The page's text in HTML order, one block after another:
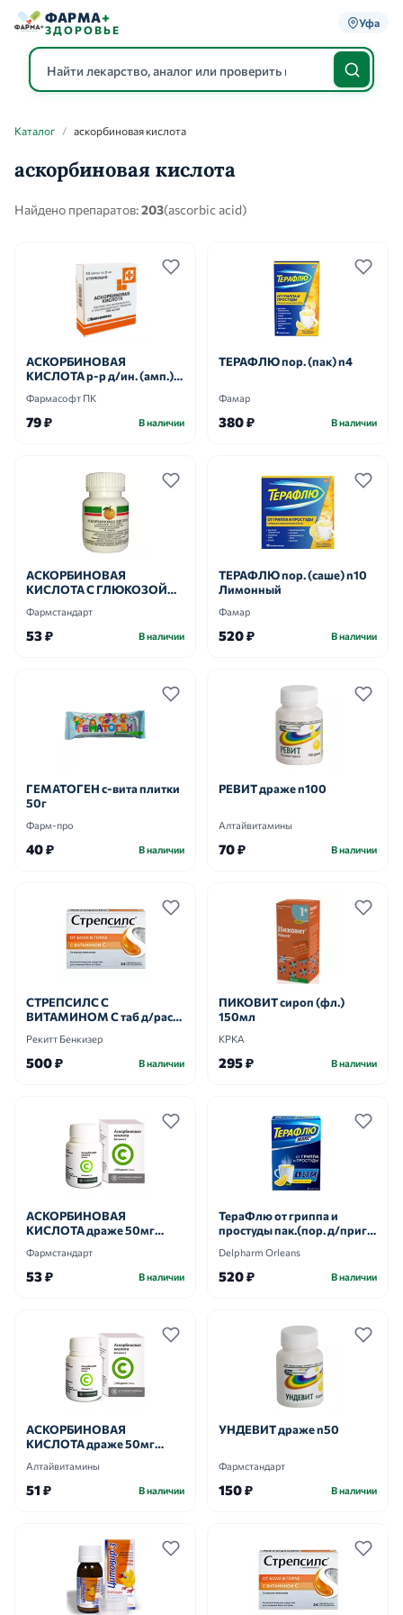
ФАРМА+
ЗДОРОВЬЕ
Уфа
Каталог
Каталог / аскорбиновая кислота
аскорбиновая кислота
Найдено препаратов:203(ascorbic acid)
АСКОРБИНОВАЯ
КИСЛОТА р-р д/ин. (амп.)
Фармасофт ПК
79 ₽ В наличии
ТЕРАФЛЮ пор. (пак) n4
Фамар
380 ₽ В наличии
АСКОРБИНОВАЯ
КИСЛОТА С ГЛЮКОЗОЙ
Фармстандарт
53 ₽ В наличии
ТЕРАФЛЮ пор. (саше) n10
Лимонный
Фамар
520 ₽ В наличии
ГЕМАТОГЕН с-вита плитки
50г
Фарм-про
40 ₽ В наличии
РЕВИТ драже n100
Алтайвитамины
70 ₽ В наличии
СТРЕПСИЛС С
ВИТАМИНОМ С таб д/расс.
Рекитт Бенкизер
500 ₽ В наличии
ПИКОВИТ сироп (фл.)
150мл
КРКА
295 ₽ В наличии
АСКОРБИНОВАЯ
КИСЛОТА драже 50мг
Фармстандарт
53 ₽ В наличии
ТераФлю от гриппа и
простуды пак.(пор. д/приг.
(лимон)
Delpharm Orleans
520 ₽ В наличии
АСКОРБИНОВАЯ
КИСЛОТА драже 50мг
Алтайвитамины
51 ₽ В наличии
УНДЕВИТ драже n50
Фармстандарт
150 ₽ В наличии